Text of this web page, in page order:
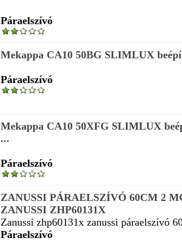
Páraelszívó
Mekappa CA10 50BG SLIMLUX
Páraelszívó
Mekappa CA10 50XFG SLIMLUX
...
Páraelszívó
ZANUSSI PÁRAELSZÍVÓ 60CM 2
ZANUSSI ZHP60131X
Zanussi zhp60131x zanussi páraelszívó
Páraelszívó